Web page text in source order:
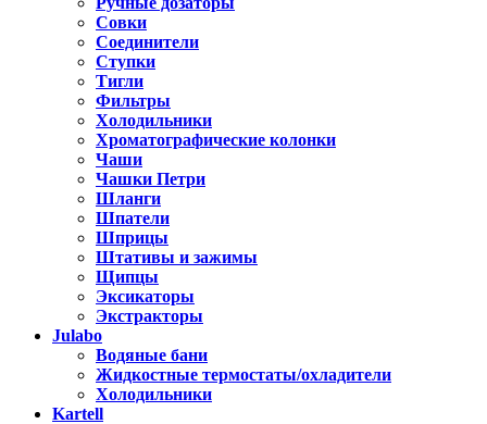
Совки
Соединители
Ступки
Тигли
Фильтры
Холодильники
Хроматографические колонки
Чаши
Чашки Петри
Шланги
Шпатели
Шприцы
Штативы и зажимы
Щипцы
Эксикаторы
Экстракторы
Julabo
Водяные бани
Жидкостные термостаты/охладители
Холодильники
Kartell